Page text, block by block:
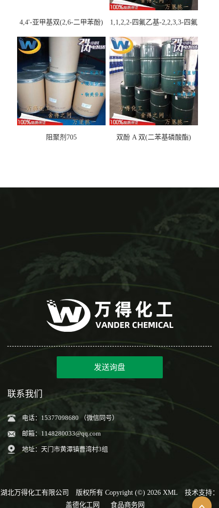
4,4'-亚甲基双(2,6-二甲苯酚)
1,1,2,2-四氟乙基-2,2,3,3-四氟
阻聚剂705 双酚 A 双(二苯基磷酸酯)
发送询盘
联系我们
电话：15377098680 （微信同号）
邮箱： 1148280033@qq.com
地址：天门市黄潭镇曹湾村3组
湖北万得化工有限公司 版权所有 Copyright (©) 2026 XML
技术支持：
盖德化工网
食品商务网